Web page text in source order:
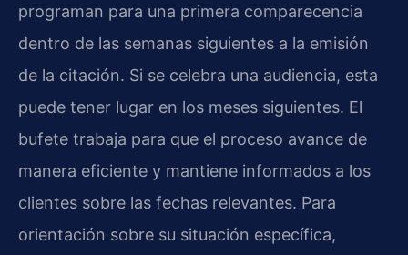
programan para una primera comparecencia
dentro de las semanas siguientes a la emisión
de la citación. Si se celebra una audiencia, esta
puede tener lugar en los meses siguientes. El
bufete trabaja para que el proceso avance de
manera eficiente y mantiene informados a los
clientes sobre las fechas relevantes. Para
orientación sobre su situación específica,